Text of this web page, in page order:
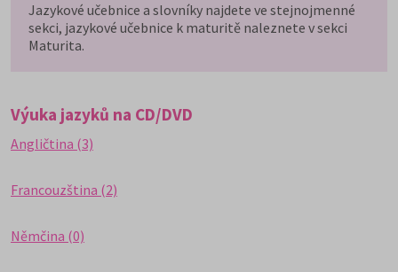
Jazykové učebnice a slovníky najdete ve stejnojmenné
sekci, jazykové učebnice k maturitě naleznete v sekci
Maturita.
Výuka jazyků na CD/DVD
Angličtina (3)
Francouzština (2)
Němčina (0)